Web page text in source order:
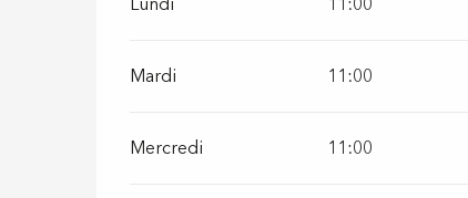
Mardi 11:00
Mercredi 11:00